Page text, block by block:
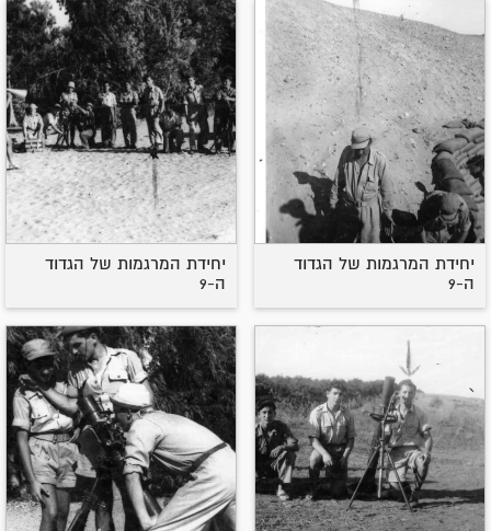
יחידת המרגמות של הגדוד
ה-9
יחידת המרגמות של הגדוד
ה-9